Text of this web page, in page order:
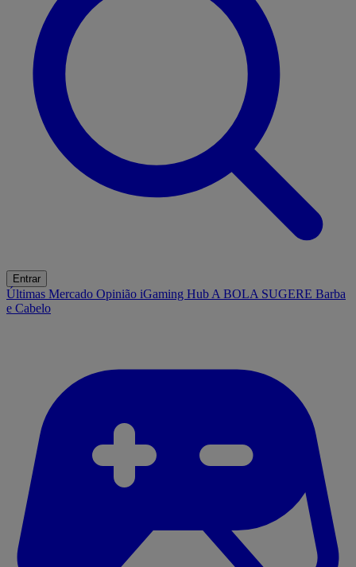
Entrar
Últimas Mercado Opinião iGaming Hub A BOLA SUGERE Barba
e Cabelo